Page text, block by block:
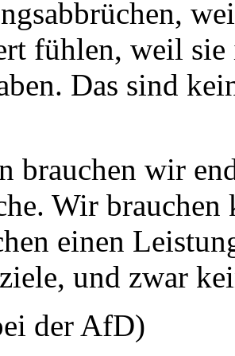
fühlen, weil
Das sind
brauchen wir
Wir brauchen
einen
und zwar
der AfD)